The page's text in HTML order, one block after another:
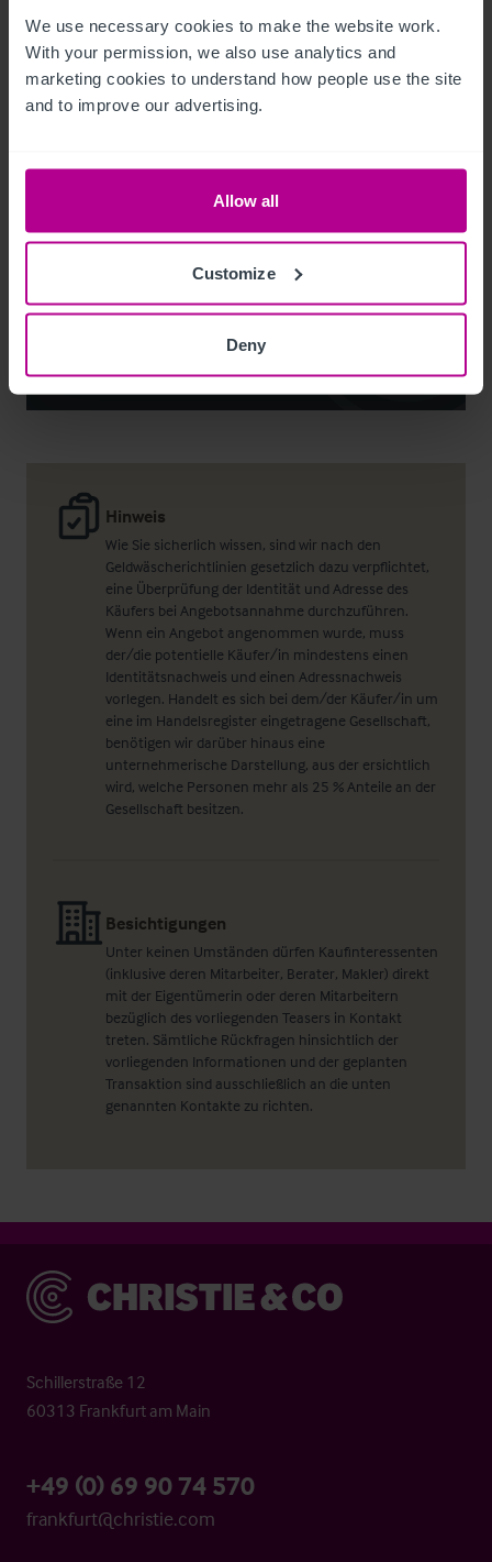
We use necessary cookies to make the website work.
With your permission, we also use analytics and
marketing cookies to understand how people use the site
and to improve our advertising.
Allow all
Customize
Deny
Hinweis
Wie Sie sicherlich wissen, sind wir nach den
Geldwäscherichtlinien gesetzlich dazu verpflichtet,
eine Überprüfung der Identität und Adresse des
Käufers bei Angebotsannahme durchzuführen.
Wenn ein Angebot angenommen wurde, muss
der/die potentielle Käufer/in mindestens einen
Identitätsnachweis und einen Adressnachweis
vorlegen. Handelt es sich bei dem/der Käufer/in um
eine im Handelsregister eingetragene Gesellschaft,
benötigen wir darüber hinaus eine
unternehmerische Darstellung, aus der ersichtlich
wird, welche Personen mehr als 25 % Anteile an der
Gesellschaft besitzen.
Besichtigungen
Unter keinen Umständen dürfen Kaufinteressenten
(inklusive deren Mitarbeiter, Berater, Makler) direkt
mit der Eigentümerin oder deren Mitarbeitern
bezüglich des vorliegenden Teasers in Kontakt
treten. Sämtliche Rückfragen hinsichtlich der
vorliegenden Informationen und der geplanten
Transaktion sind ausschließlich an die unten
genannten Kontakte zu richten.
Noel Moffitt
Senior Director - Corporate Pubs and Restaurants
noel.moffitt@christie.com
Kontakt
Christie & Co
Schillerstraße 12
60313 Frankfurt am Main
+49 (0) 69 90 74 570
frankfurt@christie.com